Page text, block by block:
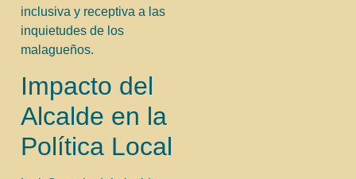
inclusiva y receptiva a las
inquietudes de los
malagueños.
Impacto del
Alcalde en la
Política Local